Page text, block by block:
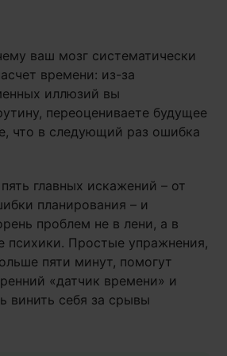
ваш мозг систематически
времени: из-за
иллюзий вы
переоцениваете будущее
что в следующий раз ошибка
главных искажений – от
планирования – и
проблем не в лени, а в
психики. Простые упражнения,
пяти минут, помогут
«датчик времени» и
винить себя за срывы